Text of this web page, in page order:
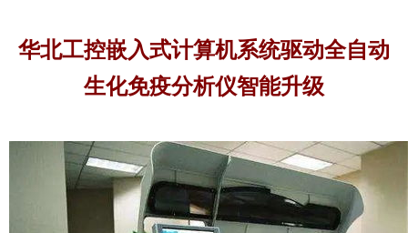
华北工控嵌入式计算机系统驱动全自动
生化免疫分析仪智能升级